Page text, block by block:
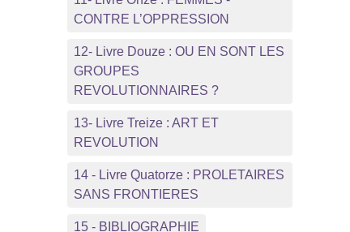
CONTRE L’OPPRESSION
12- Livre Douze : OU EN SONT LES
GROUPES
REVOLUTIONNAIRES ?
13- Livre Treize : ART ET
REVOLUTION
14 - Livre Quatorze : PROLETAIRES
SANS FRONTIERES
15 - BIBLIOGRAPHIE